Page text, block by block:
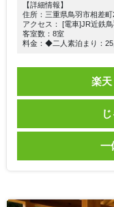
【詳細情報】
住所：三重県鳥羽市相差
アクセス： [電車]JR近鉄
客室数：8室
料金：◆二人素泊まり：
楽天
一